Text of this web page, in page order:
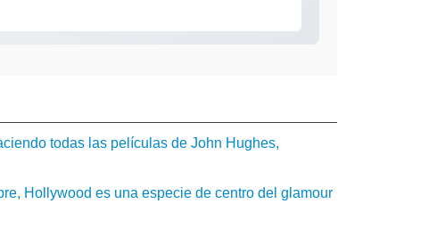
todas las películas de John Hughes,
Hollywood es una especie de centro del glamour